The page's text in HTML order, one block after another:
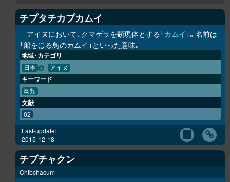
チプタチカプカムイ
アイヌにおいて、クマゲラを顕現体とする「カムイ 」。名前は
「船をほる鳥のカムイ」といった意味。
地域・カテゴリ
日本 アイヌ
キーワード
鳥類
文献
02
Last-update:
2015-12-18
チブチャクン
Chibchacum